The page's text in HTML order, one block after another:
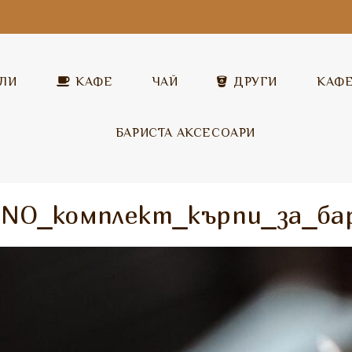
КАФЕ
Garibaldi
Illy
Garibaldi
Pera
ЧАЙ ДРУГИ
Топъл шоколад
Млечни напитки
БАРИСТА АКСЕСОАРИ